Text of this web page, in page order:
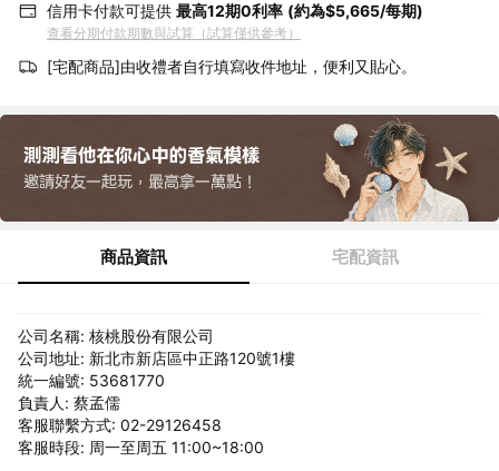
信用卡付款可提供 最高12期0利率 (約為$5,665/每期)
查看分期付款期數與試算（試算僅供參考）
[宅配商品]由收禮者自行填寫收件地址，便利又貼心。
商品資訊 宅配資訊
公司名稱: 核桃股份有限公司
公司地址: 新北市新店區中正路120號1樓
統一編號: 53681770
負責人: 蔡孟儒
客服聯繫方式: 02-29126458
客服時段: 周一至周五 11:00~18:00